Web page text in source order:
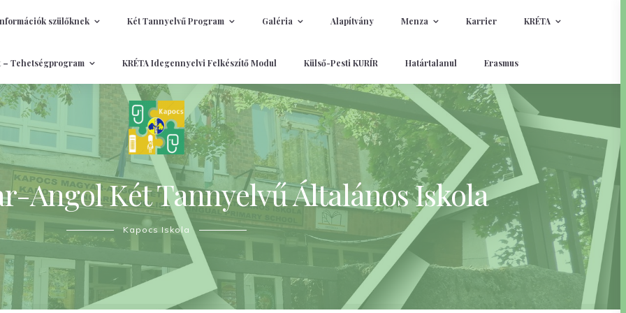
Angol Két Tannyelvű Általános Iskola
Kapocs Iskola
szülőknek Két Tannyelvű Program Galéria Alapítvány Menza Karrier KRÉTA
– Tehetségprogram KRÉTA Idegennyelvi Felkészítő Modul Külső-Pesti KURÍR Határtalanul Erasmus